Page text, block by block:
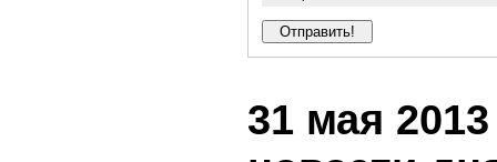
31 мая